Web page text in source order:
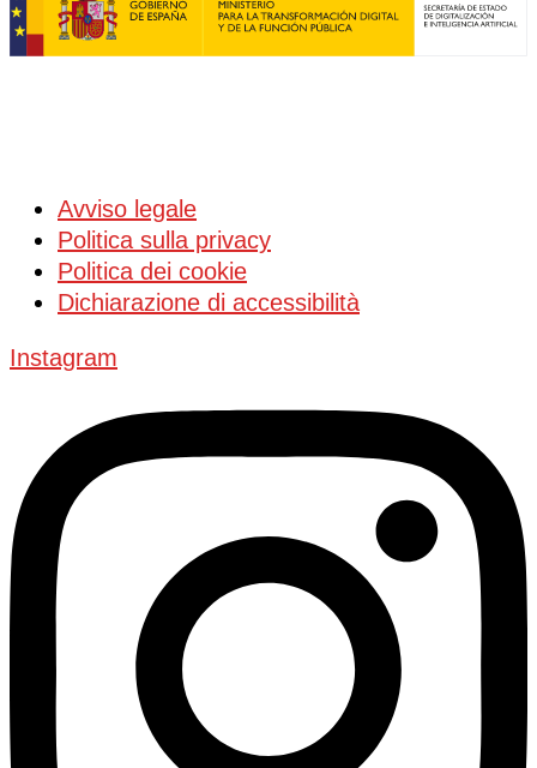
Avviso legale
Politica sulla privacy
Politica dei cookie
Dichiarazione di accessibilità
Instagram